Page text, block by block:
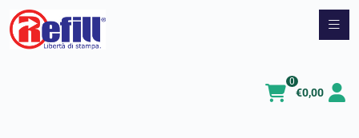
Vai
€0,00
0